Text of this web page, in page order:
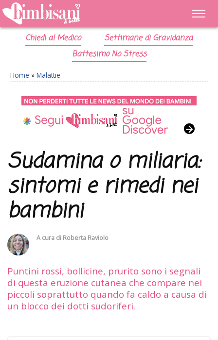
Chiedi al Medico
Settimane di Gravidanza
Battesimo No Stress
Home » Malattie
Sudamina o miliaria:
sintomi e rimedi nei
bambini
A cura di Roberta Raviolo
Puntini rossi, bollicine, prurito sono i segnali
di questa eruzione cutanea che compare nei
piccoli soprattutto quando fa caldo a causa di
un blocco dei dotti sudoriferi.